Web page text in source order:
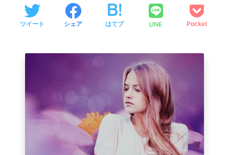
ツイート シェア はてブ LINE Pocket